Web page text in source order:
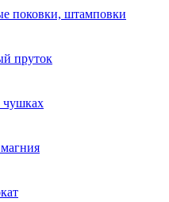
поковки, штамповки
пруток